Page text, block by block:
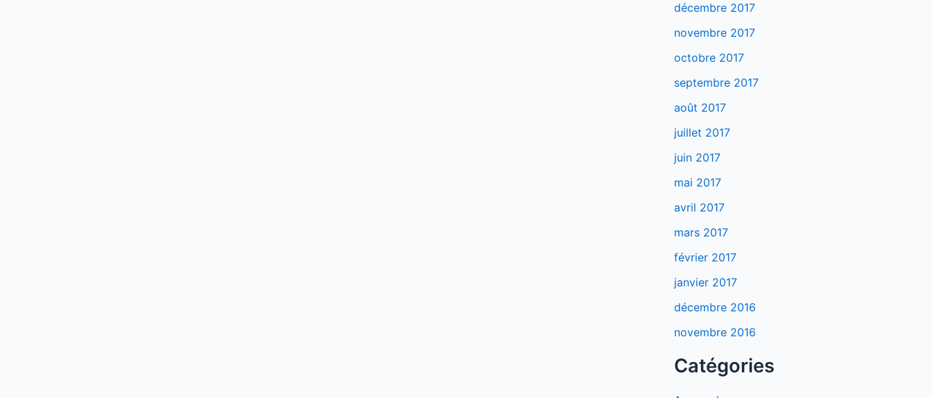
décembre 2017
novembre 2017
octobre 2017
septembre 2017
août 2017
juillet 2017
juin 2017
mai 2017
avril 2017
mars 2017
février 2017
janvier 2017
décembre 2016
novembre 2016
Catégories